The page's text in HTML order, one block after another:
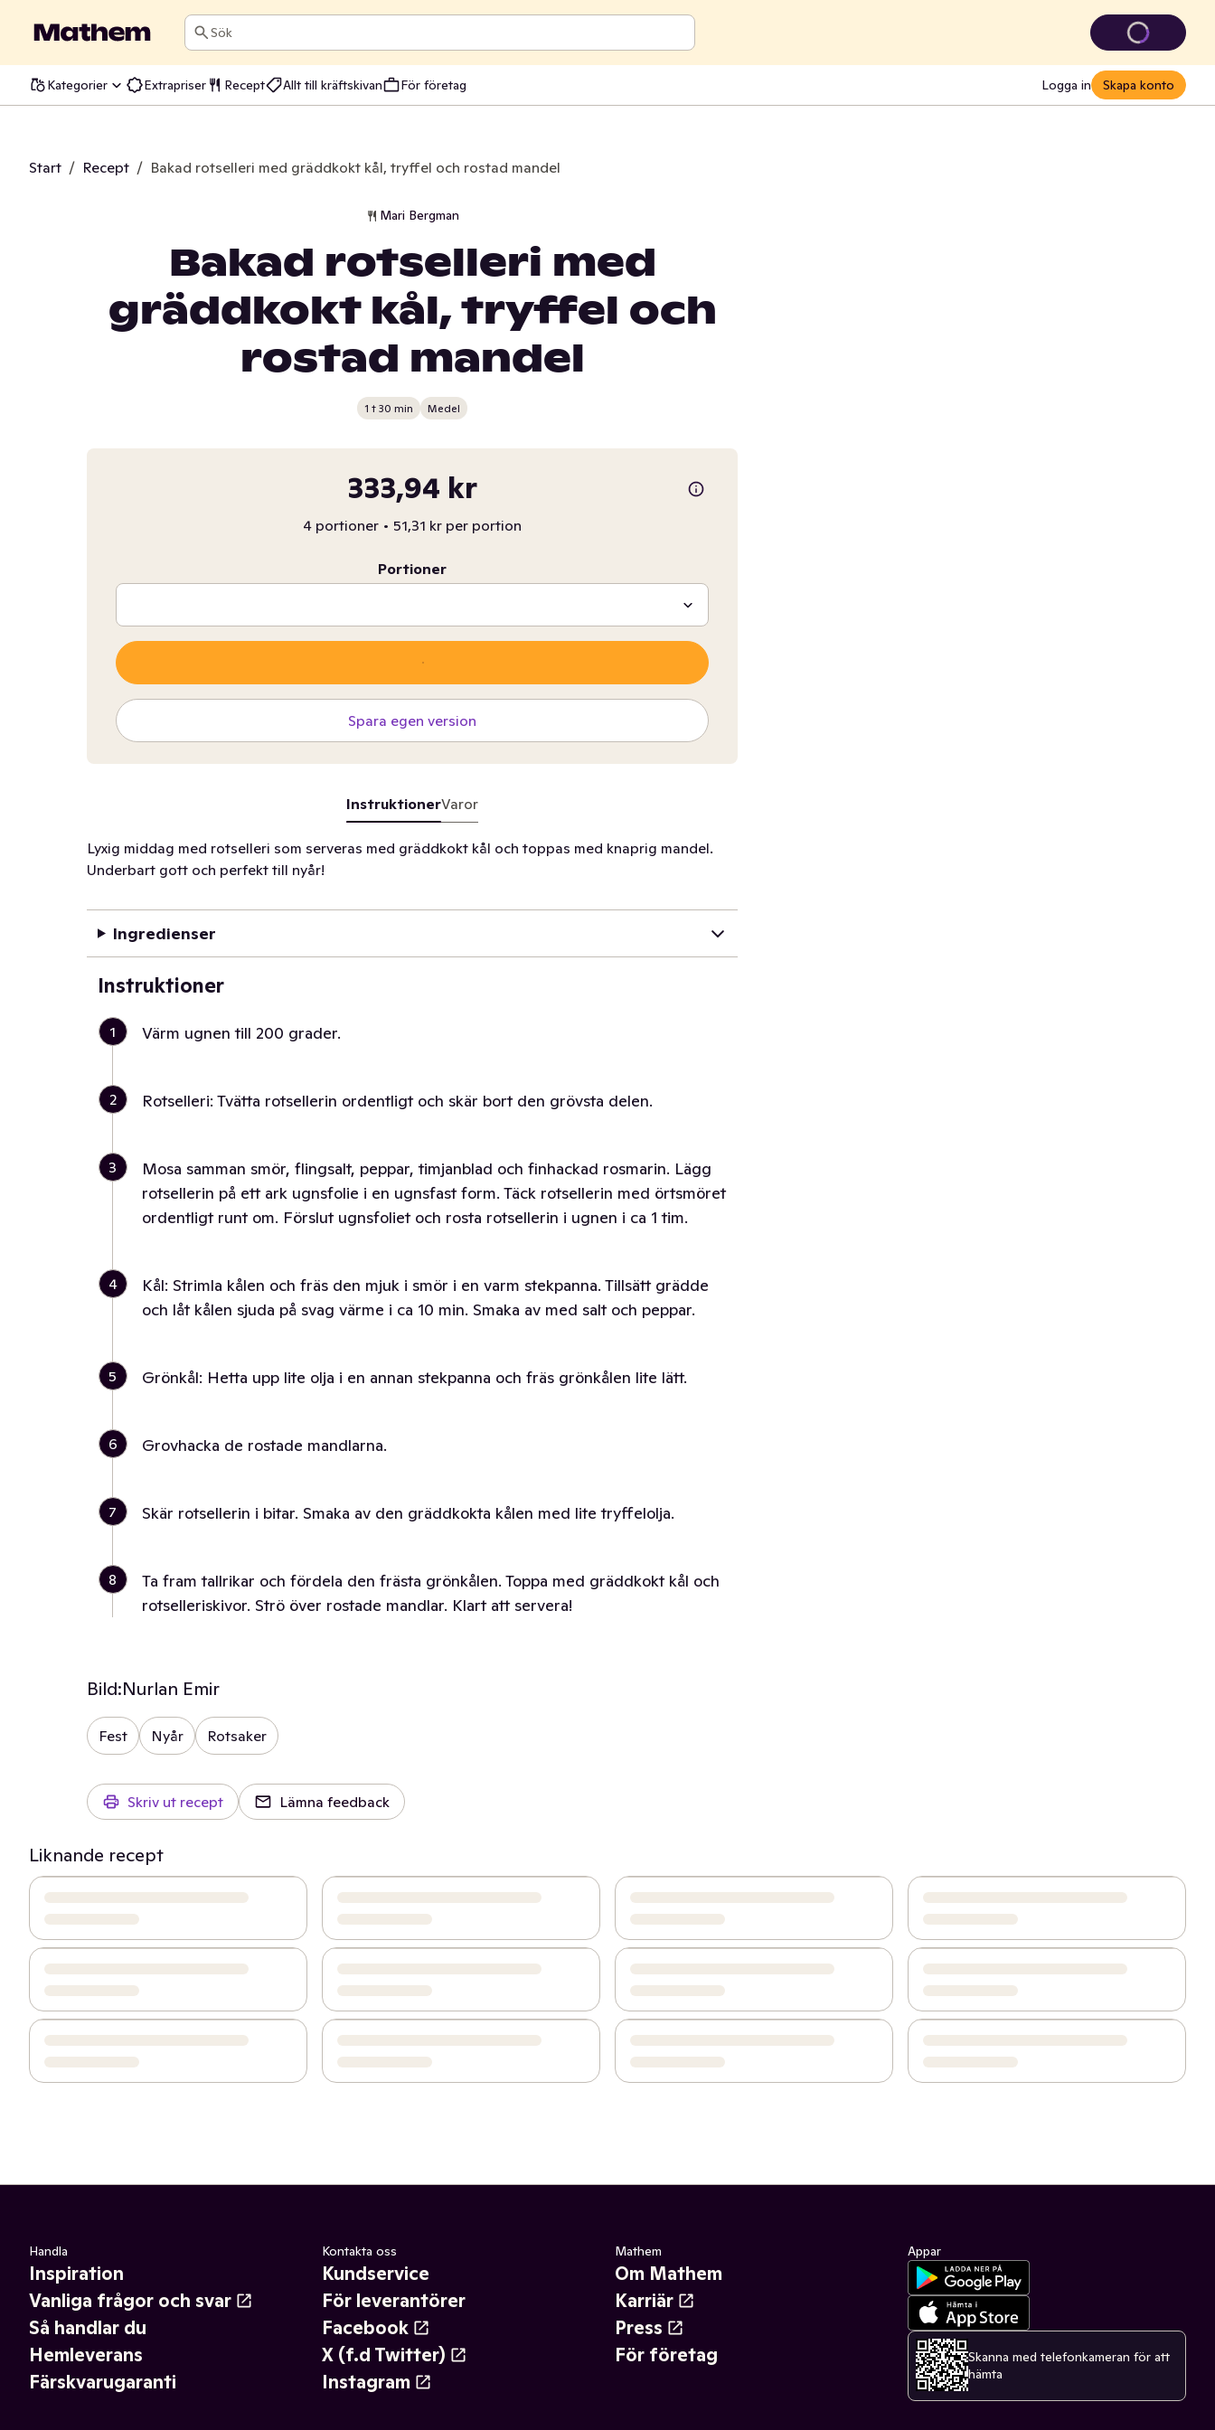
Sök
Kategorier Extrapriser Recept Allt till kräftskivan För företag Logga in Skapa konto
Start / Recept / Bakad rotselleri med gräddkokt kål, tryffel och rostad mandel
Mari Bergman
Bakad rotselleri med
gräddkokt kål, tryffel och
rostad mandel
1 t 30 min Medel
333,94 kr
4 portioner • 51,31 kr per portion
Portioner
Spara egen version
InstruktionerVaror
Lyxig middag med rotselleri som serveras med gräddkokt kål och toppas med knaprig mandel.
Underbart gott och perfekt till nyår!
Ingredienser
Instruktioner
1 Värm ugnen till 200 grader.
2 Rotselleri: Tvätta rotsellerin ordentligt och skär bort den grövsta delen.
3
Mosa samman smör, flingsalt, peppar, timjanblad och finhackad rosmarin. Lägg
rotsellerin på ett ark ugnsfolie i en ugnsfast form. Täck rotsellerin med örtsmöret
ordentligt runt om. Förslut ugnsfoliet och rosta rotsellerin i ugnen i ca 1 tim.
4
Kål: Strimla kålen och fräs den mjuk i smör i en varm stekpanna. Tillsätt grädde
och låt kålen sjuda på svag värme i ca 10 min. Smaka av med salt och peppar.
5 Grönkål: Hetta upp lite olja i en annan stekpanna och fräs grönkålen lite lätt.
6 Grovhacka de rostade mandlarna.
7 Skär rotsellerin i bitar. Smaka av den gräddkokta kålen med lite tryffelolja.
8
Ta fram tallrikar och fördela den frästa grönkålen. Toppa med gräddkokt kål och
rotselleriskivor. Strö över rostade mandlar. Klart att servera!
Bild:Nurlan Emir
Fest Nyår Rotsaker
Skriv ut recept Lämna feedback
Liknande recept
Handla
Inspiration
Vanliga frågor och svar
Så handlar du
Hemleverans
Färskvarugaranti
Kontakta oss
Kundservice
För leverantörer
Facebook
X (f.d Twitter)
Instagram
Mathem
Om Mathem
Karriär
Press
För företag
Appar
Skanna med telefonkameran för att
hämta